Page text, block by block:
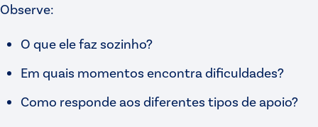
Observe:
O que ele faz sozinho?
Em quais momentos encontra dificuldades?
Como responde aos diferentes tipos de apoio?